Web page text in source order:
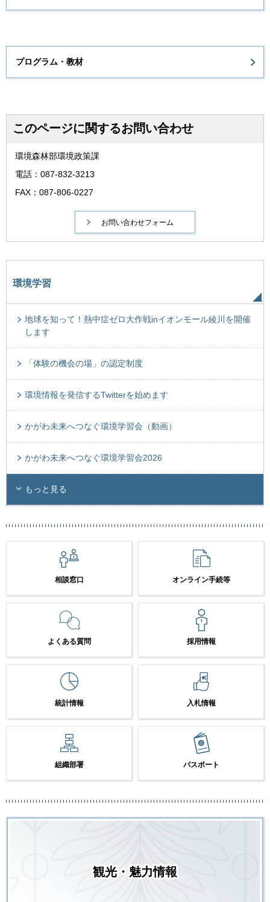
プログラム・教材
このページに関するお問い合わせ
環境森林部環境政策課
電話：087-832-3213
FAX：087-806-0227
環境学習
地球を知って！熱中症ゼロ大作戦inイオンモール綾川を開催
します
「体験の機会の場」の認定制度
環境情報を発信するTwitterを始めます
かがわ未来へつなぐ環境学習会（動画）
かがわ未来へつなぐ環境学習会2026
もっと見る
相談窓口 オンライン手続等
よくある質問 採用情報
統計情報 入札情報
組織部署 パスポート
観光・魅力情報